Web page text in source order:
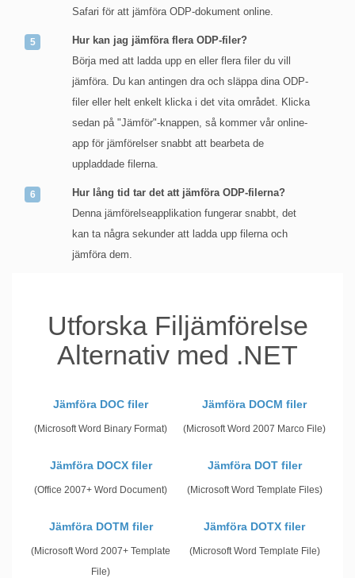
Safari för att jämföra ODP-dokument online.
Hur kan jag jämföra flera ODP-filer?
Börja med att ladda upp en eller flera filer du vill
jämföra. Du kan antingen dra och släppa dina ODP-
filer eller helt enkelt klicka i det vita området. Klicka
sedan på "Jämför"-knappen, så kommer vår online-
app för jämförelser snabbt att bearbeta de
uppladdade filerna.
Hur lång tid tar det att jämföra ODP-filerna?
Denna jämförelseapplikation fungerar snabbt, det
kan ta några sekunder att ladda upp filerna och
jämföra dem.
Utforska Filjämförelse
Alternativ med .NET
Jämföra DOC filer
(Microsoft Word Binary Format)
Jämföra DOCM filer
(Microsoft Word 2007 Marco File)
Jämföra DOCX filer
(Office 2007+ Word Document)
Jämföra DOT filer
(Microsoft Word Template Files)
Jämföra DOTM filer
(Microsoft Word 2007+ Template
File)
Jämföra DOTX filer
(Microsoft Word Template File)